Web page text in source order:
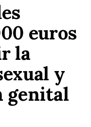
euros
la
y
genital